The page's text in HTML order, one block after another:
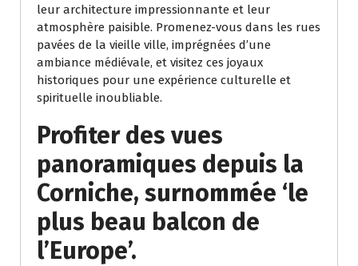
leur architecture impressionnante et leur
atmosphère paisible. Promenez-vous dans les rues
pavées de la vieille ville, imprégnées d’une
ambiance médiévale, et visitez ces joyaux
historiques pour une expérience culturelle et
spirituelle inoubliable.
Profiter des vues
panoramiques depuis la
Corniche, surnommée ‘le
plus beau balcon de
l’Europe’.